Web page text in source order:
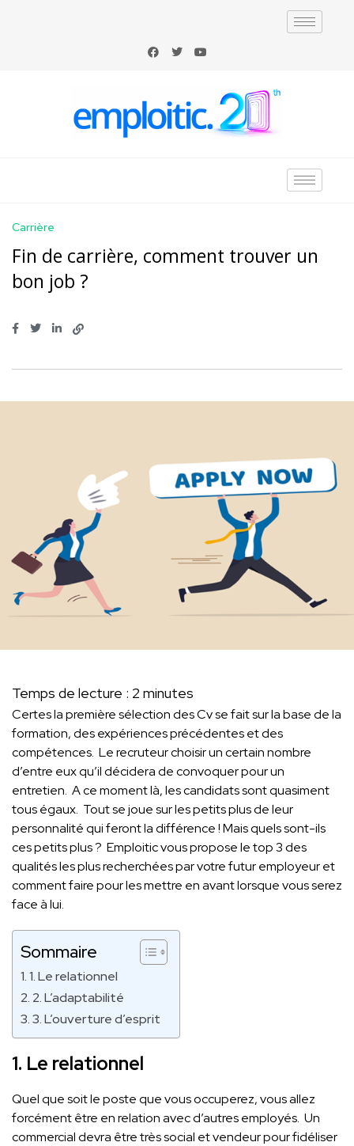
Carrière
Fin de carrière, comment trouver un
bon job ?
Temps de lecture : 2 minutes
Certes la première sélection des Cv se fait sur la base de la
formation, des expériences précédentes et des
compétences. Le recruteur choisir un certain nombre
d’entre eux qu’il décidera de convoquer pour un
entretien. A ce moment là, les candidats sont quasiment
tous égaux. Tout se joue sur les petits plus de leur
personnalité qui feront la différence ! Mais quels sont-ils
ces petits plus ? Emploitic vous propose le top 3 des
qualités les plus recherchées par votre futur employeur et
comment faire pour les mettre en avant lorsque vous serez
face à lui.
Sommaire
1. Le relationnel
2. L’adaptabilité
3. L’ouverture d’esprit
1. Le relationnel
Quel que soit le poste que vous occuperez, vous allez
forcément être en relation avec d’autres employés. Un
commercial devra être très social et vendeur pour fidéliser